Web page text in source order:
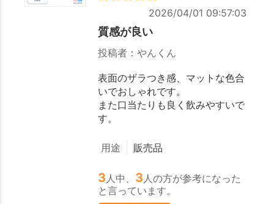
2026/04/01 09:57:03
質感が良い
投稿者：やんくん
表面のザラつき感、マットな色合
いでおしゃれです。
また口当たりも良く飲みやすいで
す。
用途 販売品
3 人中、 3 人の方が参考になった
と言っています。